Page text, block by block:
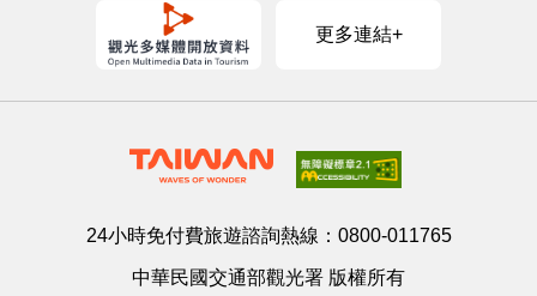
更多連結+
24小時免付費旅遊諮詢熱線： 0800-011765
中華民國交通部觀光署 版權所有